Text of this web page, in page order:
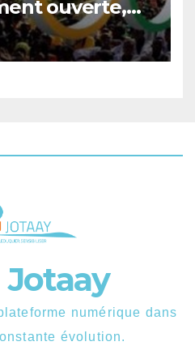
ouverte,
de tickets
numérique dans
évolution.